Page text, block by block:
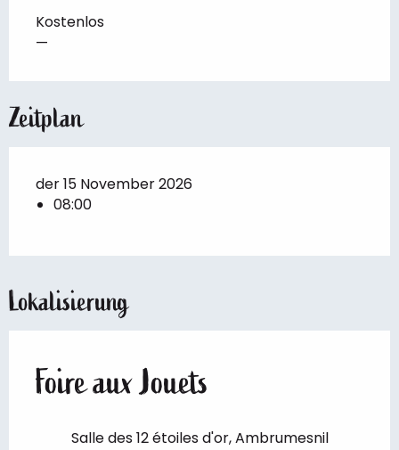
Kostenlos
—
Zeitplan
der 15 November 2026
08:00
Lokalisierung
Foire aux Jouets
Salle des 12 étoiles d'or, Ambrumesnil